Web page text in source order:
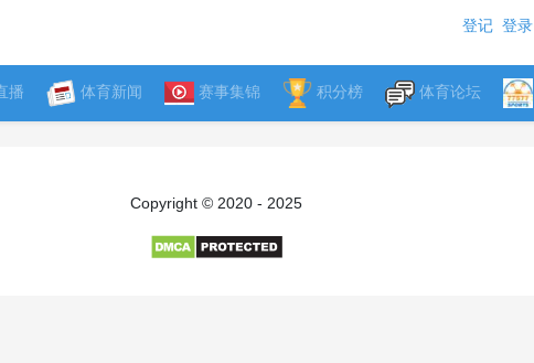
登记 登录
播 体育新闻 赛事集锦 积分榜 体育论坛
Copyright © 2020 - 2025